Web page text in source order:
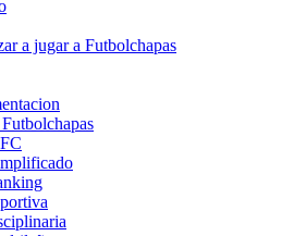
a jugar a Futbolchapas